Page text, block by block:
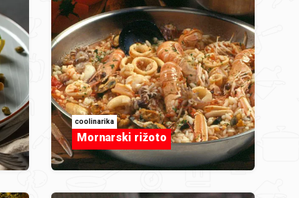
coolinarika
Mornarski rižoto